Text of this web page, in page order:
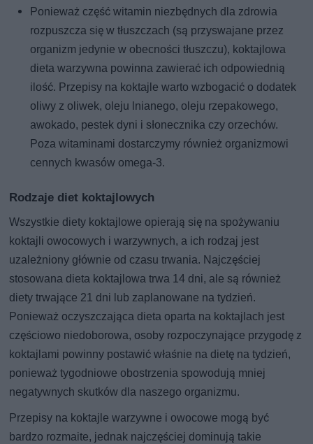
Ponieważ część witamin niezbędnych dla zdrowia
rozpuszcza się w tłuszczach (są przyswajane przez
organizm jedynie w obecności tłuszczu), koktajlowa
dieta warzywna powinna zawierać ich odpowiednią
ilość. Przepisy na koktajle warto wzbogacić o dodatek
oliwy z oliwek, oleju lnianego, oleju rzepakowego,
awokado, pestek dyni i słonecznika czy orzechów.
Poza witaminami dostarczymy również organizmowi
cennych kwasów omega-3.
Rodzaje diet koktajlowych
Wszystkie diety koktajlowe opierają się na spożywaniu
koktajli owocowych i warzywnych, a ich rodzaj jest
uzależniony głównie od czasu trwania. Najczęściej
stosowana dieta koktajlowa trwa 14 dni, ale są również
diety trwające 21 dni lub zaplanowane na tydzień.
Ponieważ oczyszczająca dieta oparta na koktajlach jest
częściowo niedoborowa, osoby rozpoczynające przygodę z
koktajlami powinny postawić właśnie na dietę na tydzień,
ponieważ tygodniowe obostrzenia spowodują mniej
negatywnych skutków dla naszego organizmu.
Przepisy na koktajle warzywne i owocowe mogą być
bardzo rozmaite, jednak najczęściej dominują takie